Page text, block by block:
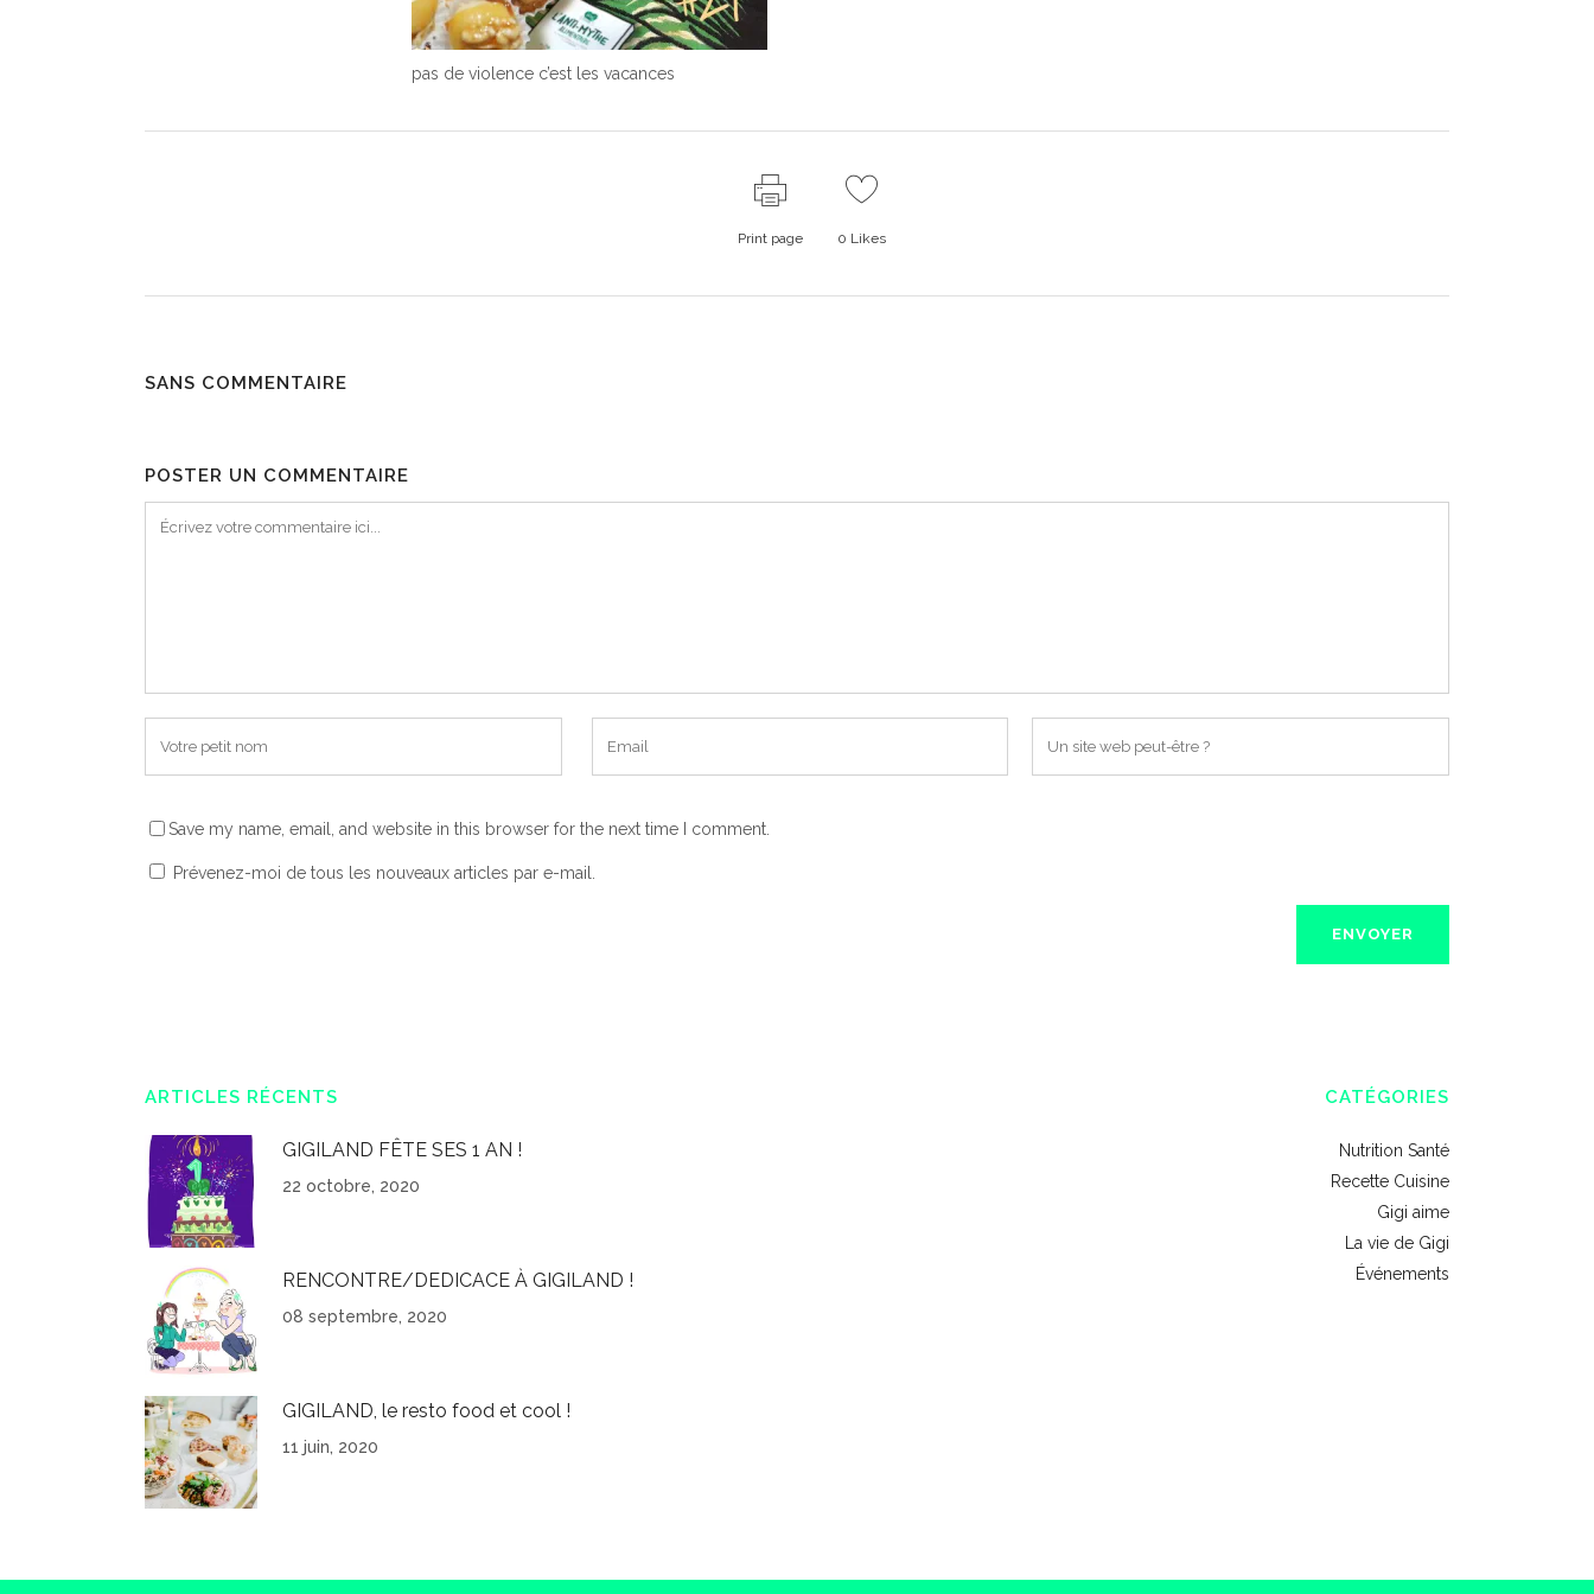
pas de violence c’est les vacances
Print page 0 Likes
SANS COMMENTAIRE
POSTER UN COMMENTAIRE
Save my name, email, and website in this browser for the next time I comment.
Prévenez-moi de tous les nouveaux articles par e-mail.
ARTICLES RÉCENTS
GIGILAND FÊTE SES 1 AN !
22 octobre, 2020
RENCONTRE/DEDICACE À GIGILAND !
08 septembre, 2020
GIGILAND, le resto food et cool !
11 juin, 2020
CATÉGORIES
Nutrition Santé
Recette Cuisine
Gigi aime
La vie de Gigi
Événements